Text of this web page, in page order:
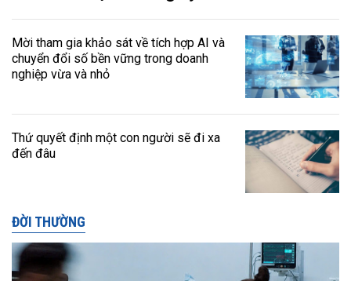
Mời tham gia khảo sát về tích hợp AI và
chuyển đổi số bền vững trong doanh
nghiệp vừa và nhỏ
Thứ quyết định một con người sẽ đi xa
đến đâu
ĐỜI THƯỜNG